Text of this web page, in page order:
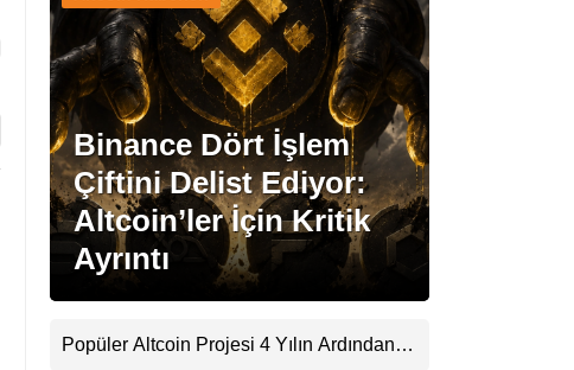
Stablecoin Haberleri
Facebook
Instagram
Binance Dört İşlem
Çiftini Delist Ediyor:
Altcoin’ler İçin Kritik
Ayrıntı
Popüler Altcoin Projesi 4 Yılın Ardından